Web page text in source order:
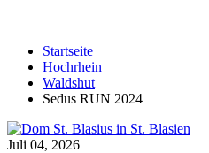
Startseite
Hochrhein
Waldshut
Sedus RUN 2024
Juli 04, 2026